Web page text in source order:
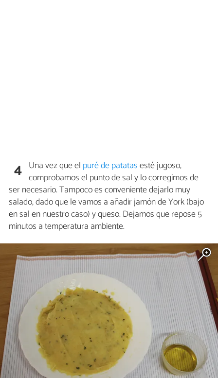
4 Una vez que el puré de patatasesté jugoso,
comprobamos el punto de sal y lo corregimos de
ser necesario. Tampoco es conveniente dejarlo muy
salado, dado que le vamos a añadir jamón de York (bajo
en sal en nuestro caso) y queso. Dejamos que repose 5
minutos a temperatura ambiente.